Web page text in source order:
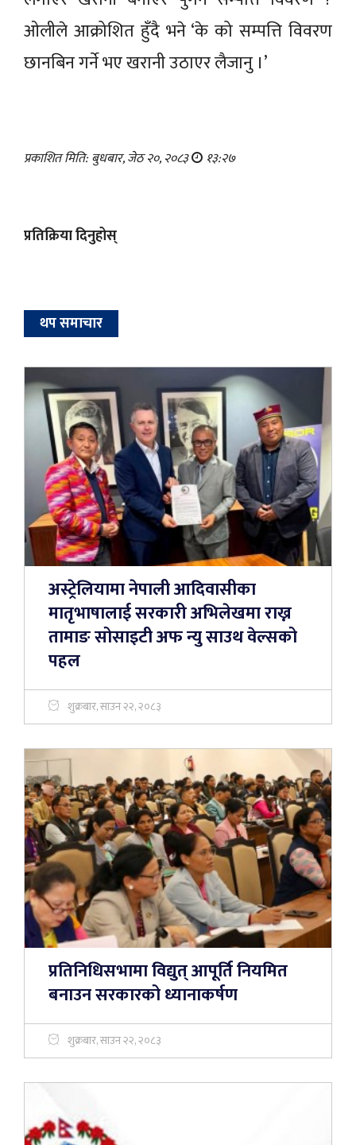
ओलीले आक्रोशित हुँदै भने ‘के को सम्पत्ति विवरण
छानबिन गर्ने भए खरानी उठाएर लैजानु ।’
प्रकाशित मिति: बुधबार, जेठ २०, २०८३ १३:२७
प्रतिक्रिया दिनुहोस्
थप समाचार
अस्ट्रेलियामा नेपाली आदिवासीका
मातृभाषालाई सरकारी अभिलेखमा राख्न
तामाङ सोसाइटी अफ न्यु साउथ वेल्सको
पहल
शुक्रबार, साउन २२, २०८३
प्रतिनिधिसभामा विद्युत् आपूर्ति नियमित
बनाउन सरकारको ध्यानाकर्षण
शुक्रबार, साउन २२, २०८३